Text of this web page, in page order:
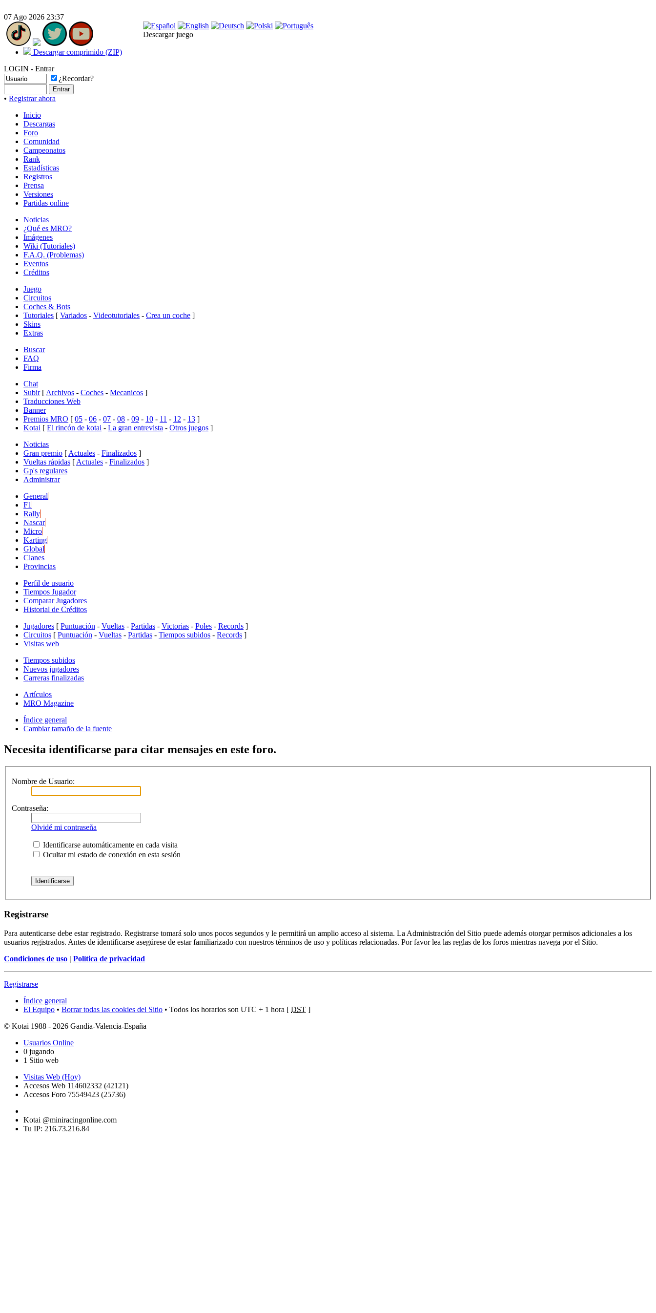
07 Ago 2026 23:37
Descargar juego
Descargar comprimido (ZIP)
LOGIN - Entrar
¿Recordar?
• Registrar ahora
Inicio
Descargas
Foro
Comunidad
Campeonatos
Rank
Estadísticas
Registros
Prensa
Versiones
Partidas online
Noticias
¿Qué es MRO?
Imágenes
Wiki (Tutoriales)
F.A.Q. (Problemas)
Eventos
Créditos
Juego
Circuitos
Coches & Bots
Tutoriales [ Variados - Videotutoriales - Crea un coche ]
Skins
Extras
Buscar
FAQ
Firma
Chat
Subir [ Archivos - Coches - Mecanicos ]
Traducciones Web
Banner
Premios MRO [ 05 - 06 - 07 - 08 - 09 - 10 - 11 - 12 - 13 ]
Kotai [ El rincón de kotai - La gran entrevista - Otros juegos ]
Noticias
Gran premio [ Actuales - Finalizados ]
Vueltas rápidas [ Actuales - Finalizados ]
Gp's regulares
Administrar
General
F1
Rally
Nascar
Micro
Karting
Global
Clanes
Provincias
Perfil de usuario
Tiempos Jugador
Comparar Jugadores
Historial de Créditos
Jugadores [ Puntuación - Vueltas - Partidas - Victorias - Poles - Records ]
Circuitos [ Puntuación - Vueltas - Partidas - Tiempos subidos - Records ]
Visitas web
Tiempos subidos
Nuevos jugadores
Carreras finalizadas
Artículos
MRO Magazine
Índice general
Cambiar tamaño de la fuente
Necesita identificarse para citar mensajes en este foro.
Nombre de Usuario:
Contraseña:
Olvidé mi contraseña
Identificarse automáticamente en cada visita
Ocultar mi estado de conexión en esta sesión
Registrarse
Para autenticarse debe estar registrado. Registrarse tomará solo unos pocos segundos y le permitirá un amplio acceso al sistema. La Administración del Sitio puede además otorgar permisos adicionales a los
usuarios registrados. Antes de identificarse asegúrese de estar familiarizado con nuestros términos de uso y políticas relacionadas. Por favor lea las reglas de los foros mientras navega por el Sitio.
Condiciones de uso | Política de privacidad
Registrarse
Índice general
El Equipo • Borrar todas las cookies del Sitio • Todos los horarios son UTC + 1 hora [ DST ]
© Kotai 1988 - 2026 Gandia-Valencia-España
Usuarios Online
0 jugando
1 Sitio web
Visitas Web (Hoy)
Accesos Web 114602332 (42121)
Accesos Foro 75549423 (25736)
Kotai @miniracingonline.com
Tu IP: 216.73.216.84